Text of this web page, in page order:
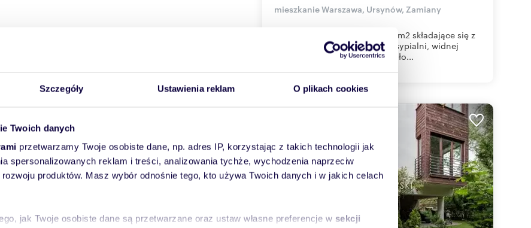
Szczegóły Ustawienia reklam O plikach cookies
Twoich danych
przetwarzamy Twoje osobiste dane, np. adres IP, korzystając z takich technologii jak
spersonalizowanych reklam i treści, analizowania tychże, wychodzenia naprzeciw
produktów. Masz wybór odnośnie tego, kto używa Twoich danych i w jakich celach
jak Twoje osobiste dane są przetwarzane oraz ustaw własne preferencje w sekcji
mieszkanie Warszawa, Ursynów, Zamiany
Mieszkanie o powierzchni 47,4m2 składające się z
salonu z wyjściem na balkon, sypialni, widnej
kuchni i łazienki.Mieszkanie poło...